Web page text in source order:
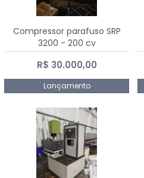
Compressor parafuso SRP
3200 - 200 cv
R$ 30.000,00
Lançamento